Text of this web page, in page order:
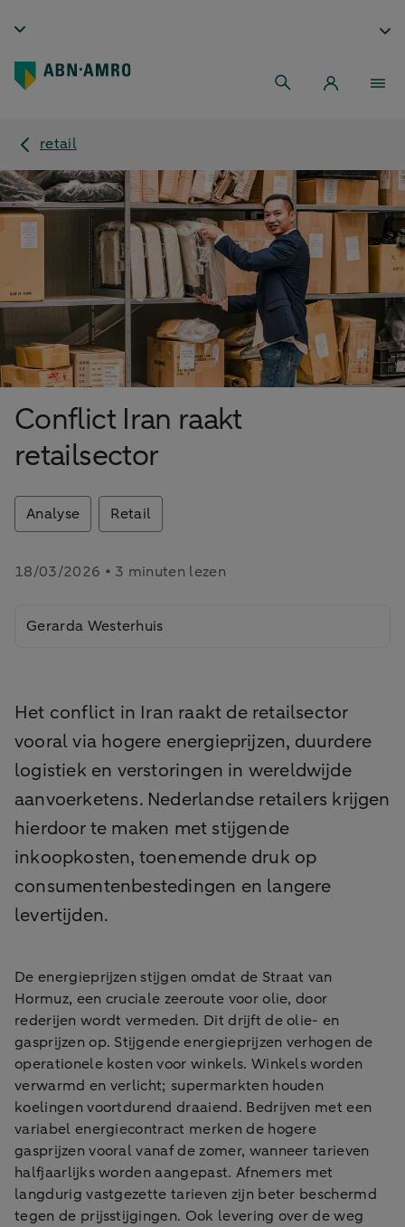
retail
Conflict Iran raakt
retailsector
Analyse Retail
18/03/2026 • 3 minuten lezen
Gerarda Westerhuis
Het conflict in Iran raakt de retailsector
vooral via hogere energieprijzen, duurdere
logistiek en verstoringen in wereldwijde
aanvoerketens. Nederlandse retailers krijgen
hierdoor te maken met stijgende
inkoopkosten, toenemende druk op
consumentenbestedingen en langere
levertijden.
De energieprijzen stijgen omdat de Straat van
Hormuz, een cruciale zeeroute voor olie, door
rederijen wordt vermeden. Dit drijft de olie- en
gasprijzen op. Stijgende energieprijzen verhogen de
operationele kosten voor winkels. Winkels worden
verwarmd en verlicht; supermarkten houden
koelingen voortdurend draaiend. Bedrijven met een
variabel energiecontract merken de hogere
gasprijzen vooral vanaf de zomer, wanneer tarieven
halfjaarlijks worden aangepast. Afnemers met
langdurig vastgezette tarieven zijn beter beschermd
tegen de prijsstijgingen. Ook levering over de weg